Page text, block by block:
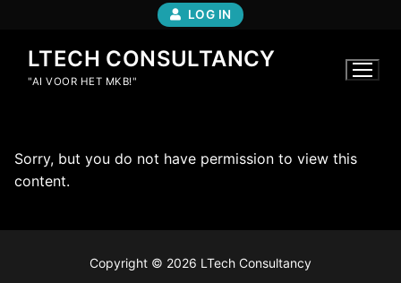
LOG IN
LTECH CONSULTANCY
"AI VOOR HET MKB!"
Sorry, but you do not have permission to view this
content.
Copyright © 2026 LTech Consultancy